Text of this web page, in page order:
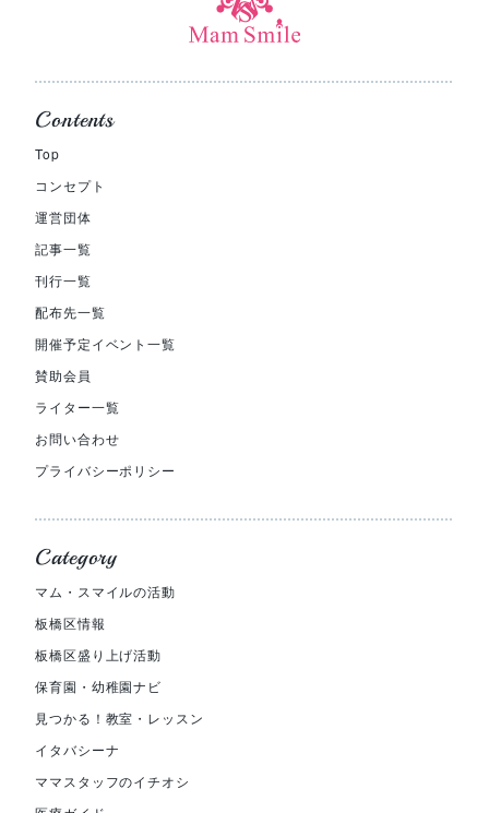
Contents
Top
コンセプト
運営団体
記事一覧
刊行一覧
配布先一覧
開催予定イベント一覧
賛助会員
ライター一覧
お問い合わせ
プライバシーポリシー
Category
マム・スマイルの活動
板橋区情報
板橋区盛り上げ活動
保育園・幼稚園ナビ
見つかる！教室・レッスン
イタバシーナ
ママスタッフのイチオシ